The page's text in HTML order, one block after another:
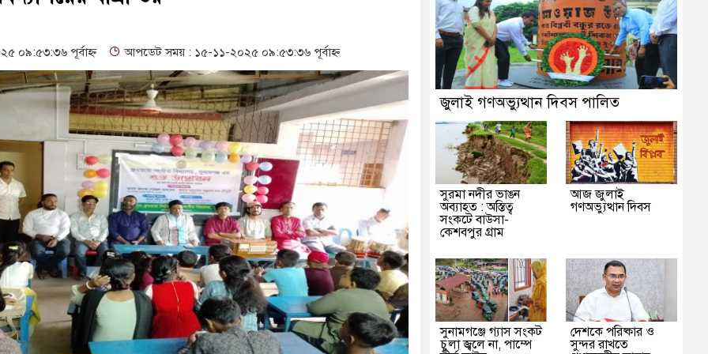
উদ্বোধন গনবিজ্ঞপ্তি--সুনামগঞ্জ জেলা প্রশাসন
প্রাথমিক বিদ্যালয়ে নেই প্রধান শিক্ষক
০৯:৫৩:৩৬ পূর্বাহ্ন আপডেট সময় : ১৫-১১-২০২৫ ০৯:৫৩:৩৬ পূর্বাহ্ন
জুলাই গণঅভ্যুত্থান দিবস পালিত
সুরমা নদীর ভাঙন
অব্যাহত : অস্তিত্ব
সংকটে বাউসা-
কেশবপুর গ্রাম
আজ জুলাই
গণঅভ্যুত্থান দিবস
সুনামগঞ্জে গ্যাস সংকট
চুলা জ্বলে না, পাম্পে
দেশকে পরিষ্কার ও
সুন্দর রাখতে